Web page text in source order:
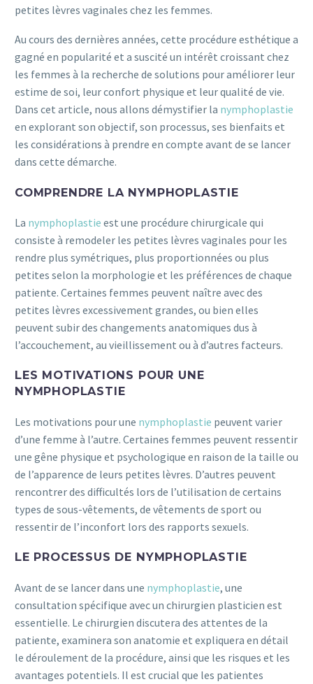
petites lèvres vaginales chez les femmes.
Au cours des dernières années, cette procédure esthétique a
gagné en popularité et a suscité un intérêt croissant chez
les femmes à la recherche de solutions pour améliorer leur
estime de soi, leur confort physique et leur qualité de vie.
Dans cet article, nous allons démystifier la nymphoplastie
en explorant son objectif, son processus, ses bienfaits et
les considérations à prendre en compte avant de se lancer
dans cette démarche.
COMPRENDRE LA NYMPHOPLASTIE
La nymphoplastie est une procédure chirurgicale qui
consiste à remodeler les petites lèvres vaginales pour les
rendre plus symétriques, plus proportionnées ou plus
petites selon la morphologie et les préférences de chaque
patiente. Certaines femmes peuvent naître avec des
petites lèvres excessivement grandes, ou bien elles
peuvent subir des changements anatomiques dus à
l’accouchement, au vieillissement ou à d’autres facteurs.
LES MOTIVATIONS POUR UNE
NYMPHOPLASTIE
Les motivations pour une nymphoplastie peuvent varier
d’une femme à l’autre. Certaines femmes peuvent ressentir
une gêne physique et psychologique en raison de la taille ou
de l’apparence de leurs petites lèvres. D’autres peuvent
rencontrer des difficultés lors de l’utilisation de certains
types de sous-vêtements, de vêtements de sport ou
ressentir de l’inconfort lors des rapports sexuels.
LE PROCESSUS DE NYMPHOPLASTIE
Avant de se lancer dans une nymphoplastie, une
consultation spécifique avec un chirurgien plasticien est
essentielle. Le chirurgien discutera des attentes de la
patiente, examinera son anatomie et expliquera en détail
le déroulement de la procédure, ainsi que les risques et les
avantages potentiels. Il est crucial que les patientes